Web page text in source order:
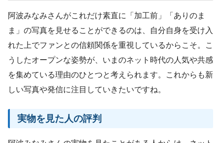
阿波みなみさんがこれだけ素直に「加工前」「ありのま
ま」の写真を見せることができるのは、自分自身を受け入
れた上でファンとの信頼関係を重視しているからこそ。こ
うしたオープンな姿勢が、いまのネット時代の人気や共感
を集めている理由のひとつと考えられます。これからも新
しい写真や発信に注目していきたいですね。
実物を見た人の評判